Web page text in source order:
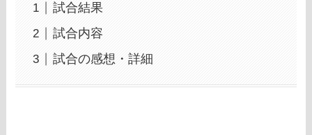
試合結果
試合内容
試合の感想・詳細